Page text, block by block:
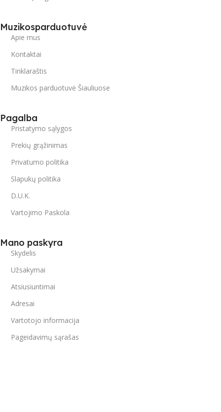
Muzikosparduotuvė
Apie mus
Kontaktai
Tinklaraštis
Muzikos parduotuvė Šiauliuose
Pagalba
Pristatymo sąlygos
Prekių grąžinimas
Privatumo politika
Slapukų politika
D.U.K.
Vartojimo Paskola
Mano paskyra
Skydelis
Užsakymai
Atsiusiuntimai
Adresai
Vartotojo informacija
Pageidavimų sąrašas